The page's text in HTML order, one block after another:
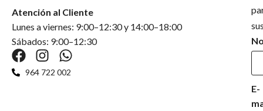
Atención al Cliente
Lunes a viernes: 9:00–12:30 y 14:00–18:00
Sábados: 9:00–12:30
964 722 002
E-